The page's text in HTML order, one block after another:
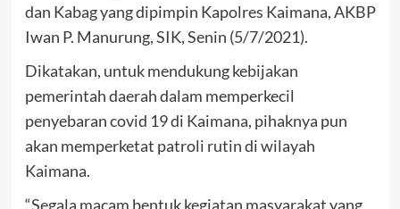
dan Kabag yang dipimpin Kapolres Kaimana, AKBP
Iwan P. Manurung, SIK, Senin (5/7/2021).
Dikatakan, untuk mendukung kebijakan
pemerintah daerah dalam memperkecil
penyebaran covid 19 di Kaimana, pihaknya pun
akan memperketat patroli rutin di wilayah
Kaimana.
“Segala macam bentuk kegiatan masyarakat yang